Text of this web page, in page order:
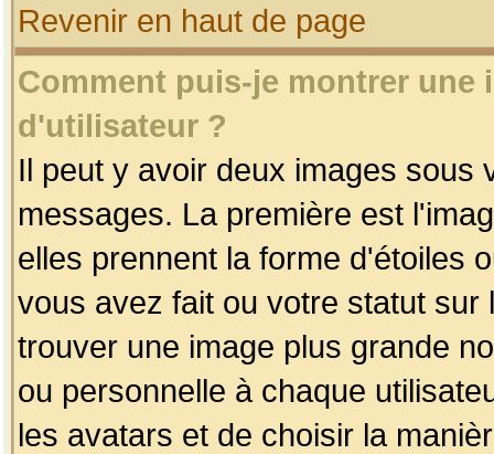
Revenir en haut de page
Comment puis-je montrer une
d'utilisateur ?
Il peut y avoir deux images sous
messages. La première est
elles prennent la forme d'étoiles
vous avez fait ou votre statut
trouver une image plus grande
ou personnelle à chaque
les avatars et de choisir la